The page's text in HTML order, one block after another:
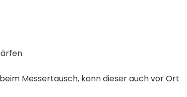
Messertausch, kann dieser auch vor Ort